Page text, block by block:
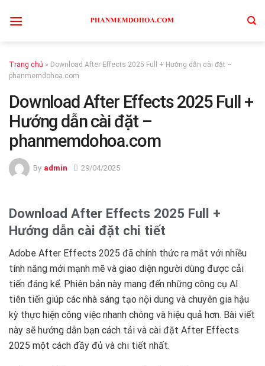
Trang chủ » Download After Effects 2025 Full + Hướng dẫn cài đặt –
phanmemdohoa.com
Download After Effects 2025 Full +
Hướng dẫn cài đặt –
phanmemdohoa.com
By admin 29/04/2025
Download After Effects 2025 Full +
Hướng dẫn cài đặt chi tiết
Adobe After Effects 2025 đã chính thức ra mắt với nhiều
tính năng mới mạnh mẽ và giao diện người dùng được cải
tiến đáng kể. Phiên bản này mang đến những công cụ AI
tiên tiến giúp các nhà sáng tạo nội dung và chuyên gia hậu
kỳ thực hiện công việc nhanh chóng và hiệu quả hơn. Bài viết
này sẽ hướng dẫn bạn cách tải và cài đặt After Effects
2025 một cách đầy đủ và chi tiết nhất.